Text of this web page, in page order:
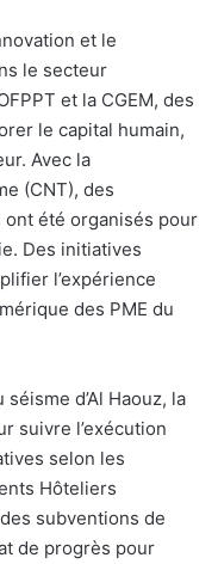
et le
le secteur
et la CGEM, des
le capital humain,
Avec la
(CNT), des
été organisés pour
Des initiatives
l’expérience
des PME du
d’Al Haouz, la
suivre l’exécution
selon les
Hôteliers
subventions de
de progrès pour